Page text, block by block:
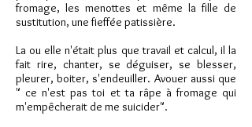
fromage, les menottes et même la fille de
sustitution, une fieffée patissière.
La ou elle n'était plus que travail et calcul, il la
fait rire, chanter, se déguiser, se blesser,
pleurer, boiter, s'endeuiller. Avouer aussi que
" ce n'est pas toi et ta râpe à fromage qui
m'empêcherait de me suicider".